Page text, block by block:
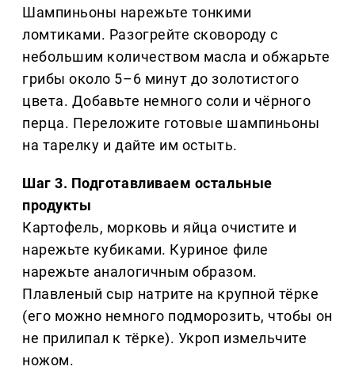
Шампиньоны нарежьте тонкими
ломтиками. Разогрейте сковороду с
небольшим количеством масла и обжарьте
грибы около 5–6 минут до золотистого
цвета. Добавьте немного соли и чёрного
перца. Переложите готовые шампиньоны
на тарелку и дайте им остыть.
Шаг 3. Подготавливаем остальные
продукты
Картофель, морковь и яйца очистите и
нарежьте кубиками. Куриное филе
нарежьте аналогичным образом.
Плавленый сыр натрите на крупной тёрке
(его можно немного подморозить, чтобы он
не прилипал к тёрке). Укроп измельчите
ножом.